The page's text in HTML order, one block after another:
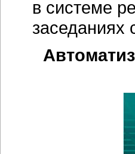
в системе
заседаниях